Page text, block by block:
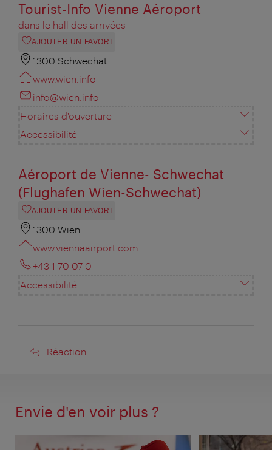
Tourist-Info Vienne Aéroport
dans le hall des arrivées
AJOUTER UN FAVORI
1300 Schwechat
www.wien.info
info@wien.info
Horaires d'ouverture
Accessibilité
Aéroport de Vienne- Schwechat
(Flughafen Wien-Schwechat)
AJOUTER UN FAVORI
1300 Wien
www.viennaairport.com
+43 1 70 07 0
Accessibilité
Réaction
Réaction
Envie d'en voir plus ?